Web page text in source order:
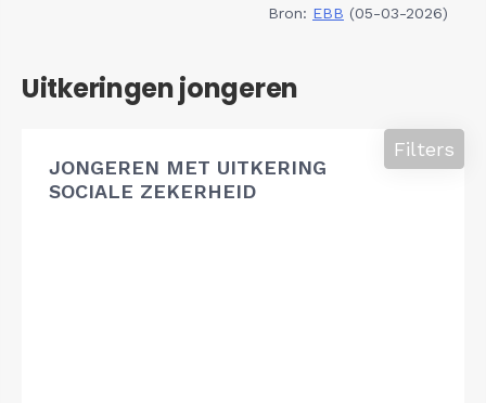
Bron: EBB (05-03-2026)
Uitkeringen jongeren
JONGEREN MET UITKERING
SOCIALE ZEKERHEID
Filters